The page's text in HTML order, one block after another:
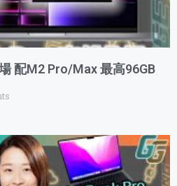
配M2 Pro/Max 最高96GB